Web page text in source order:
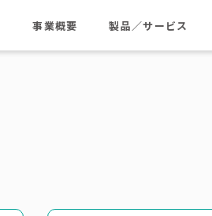
事業概要 製品／サービス